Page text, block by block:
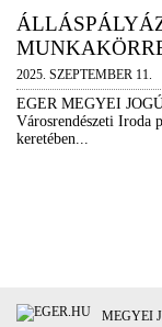
2025. SZEPTEMBER 11.
EGER MEGYEI
Városrendészeti Iroda
keretében...
MEGYEI